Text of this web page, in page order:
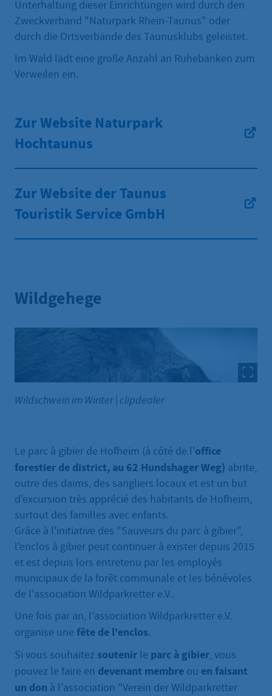
Unterhaltung dieser Einrichtungen wird durch den
Zweckverband "Naturpark Rhein-Taunus" oder
durch die Ortsverbände des Taunusklubs geleistet.
Im Wald lädt eine große Anzahl an Ruhebänken zum
Verweilen ein.
Zur Website Naturpark
Hochtaunus
Zur Website der Taunus
Touristik Service GmbH
Wildgehege
Wildschwein im Winter clipdealer
Le parc à gibier de Hofheim (à côté de l'office
forestier de district, au 62 Hundshager Weg) abrite,
outre des daims, des sangliers locaux et est un but
d'excursion très apprécié des habitants de Hofheim,
surtout des familles avec enfants.
Grâce à l'initiative des "Sauveurs du parc à gibier",
l'enclos à gibier peut continuer à exister depuis 2015
et est depuis lors entretenu par les employés
municipaux de la forêt communale et les bénévoles
de l'association Wildparkretter e.V..
Une fois par an, l'association Wildparkretter e.V.
organise une fête de l'enclos.
Si vous souhaitez soutenir le parc à gibier, vous
pouvez le faire en devenant membre ou en faisant
un don à l'association "Verein der Wildparkretter